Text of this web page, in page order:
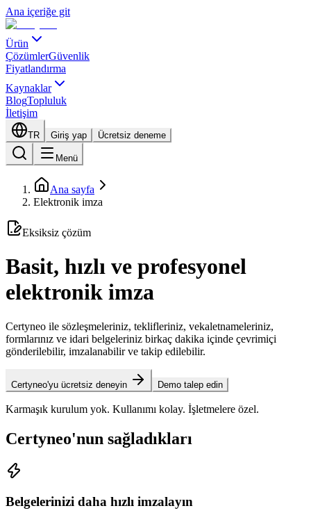
Ana içeriğe git
Ürün
ÇözümlerGüvenlik
Fiyatlandırma
Kaynaklar
BlogTopluluk
İletişim
TR Giriş yap Ücretsiz deneme
Menü
Ana sayfa
Elektronik imza
Eksiksiz çözüm
Basit, hızlı ve profesyonel
elektronik imza
Certyneo ile sözleşmeleriniz, teklifleriniz, vekaletnameleriniz,
formlarınız ve idari belgeleriniz birkaç dakika içinde çevrimiçi
gönderilebilir, imzalanabilir ve takip edilebilir.
Certyneo'yu ücretsiz deneyin Demo talep edin
Karmaşık kurulum yok. Kullanımı kolay. İşletmelere özel.
Certyneo'nun sağladıkları
Belgelerinizi daha hızlı imzalayın